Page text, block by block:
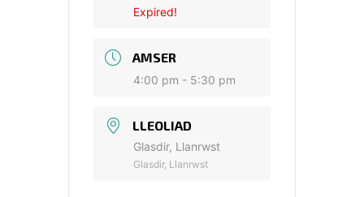
Expired!
AMSER
4:00 pm - 5:30 pm
LLEOLIAD
Glasdir, Llanrwst
Glasdir, Llanrwst